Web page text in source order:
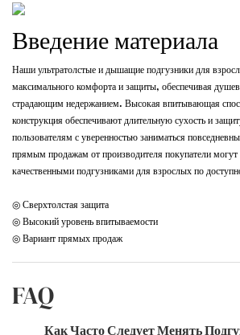
Введение материала
Наши ультратолстые и дышащие подгузники для
максимального комфорта и защиты, обеспечивая
страдающим недержанием. Высокая впитывающая
конструкция обеспечивают длительную сухость и
пользователям с уверенностью заниматься
прямым продажам от производителя покупатели могут
качественными подгузниками для взрослых по
◎ Сверхтолстая защита
◎ Высокий уровень впитываемости
◎ Вариант прямых продаж
FAQ
Как Часто Следует Менять